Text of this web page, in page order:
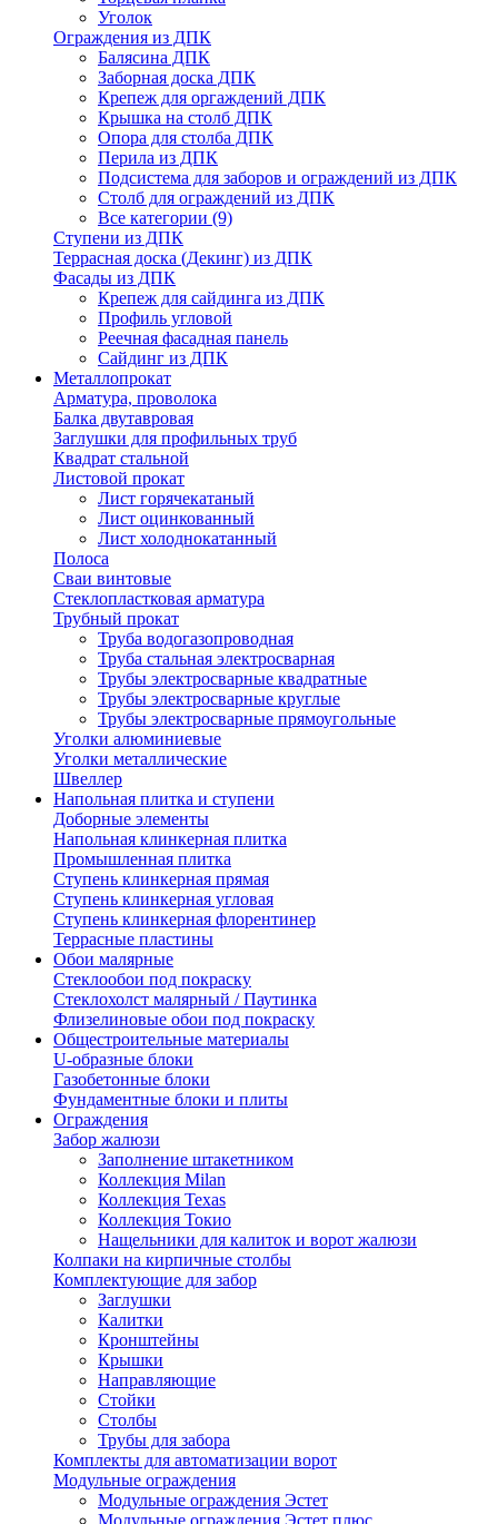
Уголок
Ограждения из ДПК
Балясина ДПК
Заборная доска ДПК
Крепеж для оргаждений ДПК
Крышка на столб ДПК
Опора для столба ДПК
Перила из ДПК
Подсистема для заборов и ограждений из ДПК
Столб для ограждений из ДПК
Все категории (9)
Ступени из ДПК
Террасная доска (Декинг) из ДПК
Фасады из ДПК
Крепеж для сайдинга из ДПК
Профиль угловой
Реечная фасадная панель
Сайдинг из ДПК
Металлопрокат
Арматура, проволока
Балка двутавровая
Заглушки для профильных труб
Квадрат стальной
Листовой прокат
Лист горячекатаный
Лист оцинкованный
Лист холоднокатанный
Полоса
Сваи винтовые
Стеклопластковая арматура
Трубный прокат
Труба водогазопроводная
Труба стальная электросварная
Трубы электросварные квадратные
Трубы электросварные круглые
Трубы электросварные прямоугольные
Уголки алюминиевые
Уголки металлические
Швеллер
Напольная плитка и ступени
Доборные элементы
Напольная клинкерная плитка
Промышленная плитка
Ступень клинкерная прямая
Ступень клинкерная угловая
Ступень клинкерная флорентинер
Террасные пластины
Обои малярные
Стеклообои под покраску
Стеклохолст малярный / Паутинка
Флизелиновые обои под покраску
Общестроительные материалы
U-образные блоки
Газобетонные блоки
Фундаментные блоки и плиты
Ограждения
Забор жалюзи
Заполнение штакетником
Коллекция Milan
Коллекция Texas
Коллекция Токио
Нащельники для калиток и ворот жалюзи
Колпаки на кирпичные столбы
Комплектующие для забор
Заглушки
Калитки
Кронштейны
Крышки
Направляющие
Стойки
Столбы
Трубы для забора
Комплекты для автоматизации ворот
Модульные ограждения
Модульные ограждения Эстет
Модульные ограждения Эстет плюс